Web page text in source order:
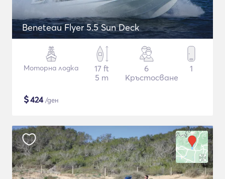
Beneteau Flyer 5.5 Sun Deck
Моторна лодка
17 ft
5 m
6
Кръстосване
1
$424/ден